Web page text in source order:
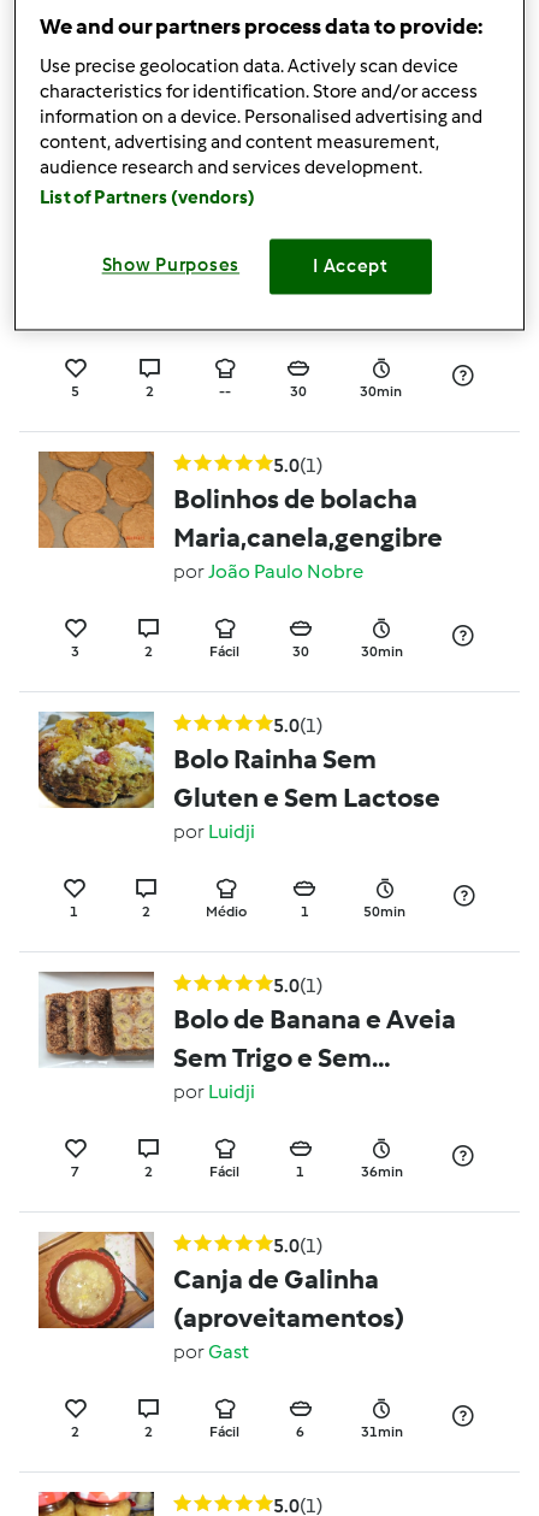
Sarraceno e chocolate
Sem Gluten/ Sem
Lactose
Fácil
Bolachas de doce de
amora
5 2 -- 30 30min
5.0(1)
Bolinhos de bolacha
Maria,canela,gengibre
porJoão Paulo Nobre
3 2 Fácil 30 30min
5.0(1)
Bolo Rainha Sem
Gluten e Sem Lactose
por Luidji
1 2 Médio 1 50min
5.0(1)
Bolo de Banana e Aveia
Sem Trigo e Sem
Açucar
por Luidji
7 2 Fácil 1 36min
5.0(1)
Canja de Galinha
(aproveitamentos)
porGast
2 2 Fácil 6 31min
5.0(1)
We and our partners process data to provide:
Use precise geolocation data. Actively scan device
characteristics for identification. Store and/or access
information on a device. Personalised advertising and
content, advertising and content measurement,
audience research and services development.
List of Partners (vendors)
Show Purposes I Accept